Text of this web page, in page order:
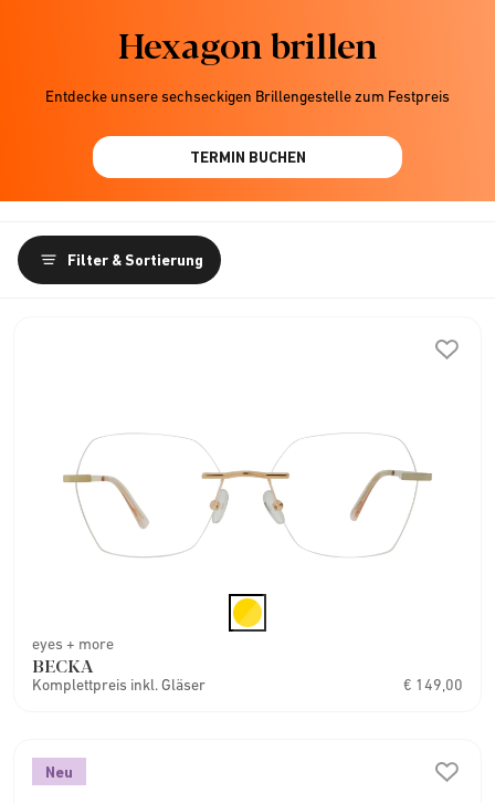
Hexagon brillen
Entdecke unsere sechseckigen Brillengestelle zum Festpreis
TERMIN BUCHEN
Filter & Sortierung
eyes + more
BECKA
Komplettpreis inkl. Gläser € 149,00
Neu